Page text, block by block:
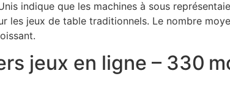
indique que les machines à sous
les jeux de table traditionnels. Le nombre
jeux en ligne – 330